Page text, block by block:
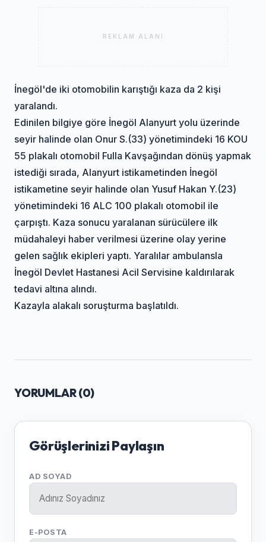
REKLAM ALANI
İnegöl'de iki otomobilin karıştığı kaza da 2 kişi
yaralandı.
Edinilen bilgiye göre İnegöl Alanyurt yolu üzerinde
seyir halinde olan Onur S.(33) yönetimindeki 16 KOU
55 plakalı otomobil Fulla Kavşağından dönüş yapmak
istediği sırada, Alanyurt istikametinden İnegöl
istikametine seyir halinde olan Yusuf Hakan Y.(23)
yönetimindeki 16 ALC 100 plakalı otomobil ile
çarpıştı. Kaza sonucu yaralanan sürücülere ilk
müdahaleyi haber verilmesi üzerine olay yerine
gelen sağlık ekipleri yaptı. Yaralılar ambulansla
İnegöl Devlet Hastanesi Acil Servisine kaldırılarak
tedavi altına alındı.
Kazayla alakalı soruşturma başlatıldı.
YORUMLAR (0)
Görüşlerinizi Paylaşın
AD SOYAD
E-POSTA